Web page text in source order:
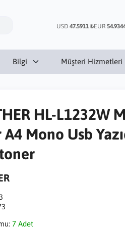
USD 47.5911 ₺EUR
Bilgi Müşteri Hizmetleri
HL-L1232W
A4 Mono Usb
7 Adet